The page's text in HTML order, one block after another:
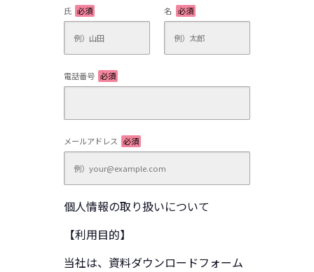
登録スタッフの方
お仕事をお探しの方へ
氏 必須 名 必須
電話番号 必須
メールアドレス 必須
個人情報の取り扱いについて
【利用目的】
当社は、資料ダウンロードフォーム